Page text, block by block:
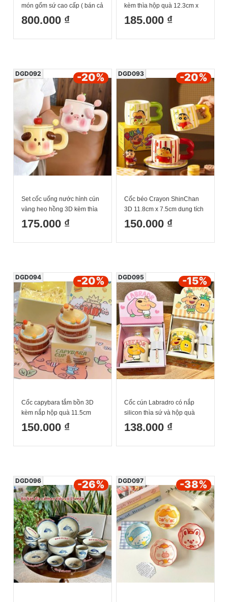
món gốm sứ cao cấp ( bán cả
set 12 món)
800.000 ₫
kèm thìa hộp quà 12.3cm x
7.6cm dung tích 500ml
185.000 ₫
Set cốc uống nước hình cún
vàng heo hồng 3D kèm thìa
hộp quà 9.8cm x 12.6cm
dung tích 400ml
175.000 ₫
DGD092 -20%
Cốc béo Crayon ShinChan
3D 11.8cm x 7.5cm dung tích
450ml
150.000 ₫
DGD093 -20%
Cốc capybara tắm bồn 3D
kèm nắp hộp quà 11.5cm
dung tích 450ml
150.000 ₫
DGD094 -20%
Cốc cún Labradro có nắp
silicon thìa sứ và hộp quà
tặng
138.000 ₫
DGD095 -15%
DGD096 -26% DGD097 -38%